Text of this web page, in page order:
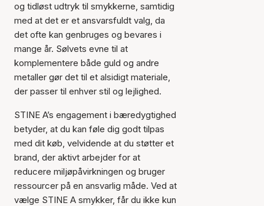
og tidløst udtryk til smykkerne, samtidig
med at det er et ansvarsfuldt valg, da
det ofte kan genbruges og bevares i
mange år. Sølvets evne til at
komplementere både guld og andre
metaller gør det til et alsidigt materiale,
der passer til enhver stil og lejlighed.
STINE A’s engagement i bæredygtighed
betyder, at du kan føle dig godt tilpas
med dit køb, velvidende at du støtter et
brand, der aktivt arbejder for at
reducere miljøpåvirkningen og bruger
ressourcer på en ansvarlig måde. Ved at
vælge STINE A smykker, får du ikke kun